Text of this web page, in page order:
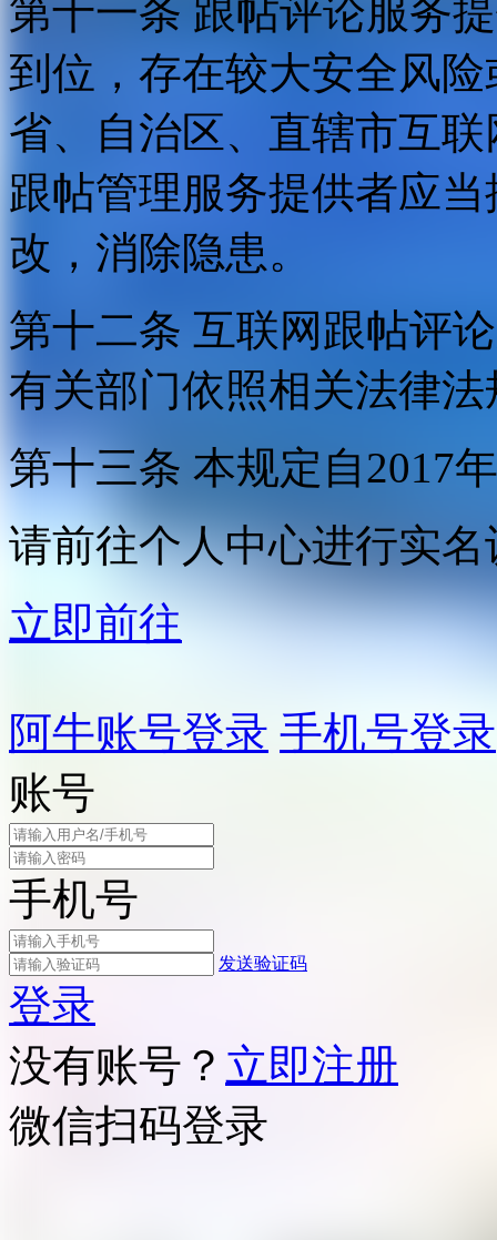
第十一条 跟帖评论服务
到位，存在较大安全风
省、自治区、直辖市互
跟帖管理服务提供者应
改，消除隐患。
第十二条 互联网跟帖评
有关部门依照相关法律
第十三条 本规定自2017
请前往个人中心进行实名
立即前往
阿牛账号登录 手机号登录
账号
手机号
发送验证码
登录
没有账号？ 立即注册
微信扫码登录